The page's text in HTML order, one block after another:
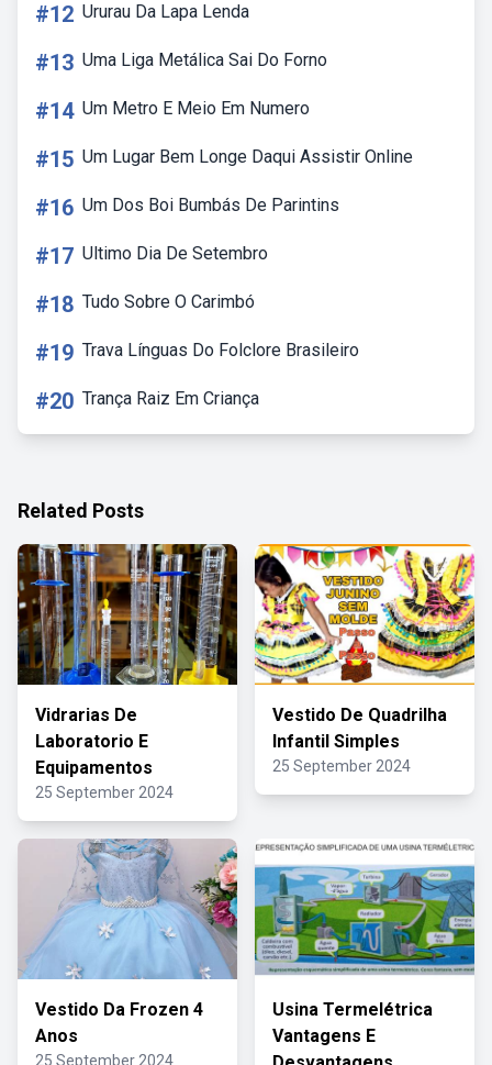
#12 Ururau Da Lapa Lenda
#13 Uma Liga Metálica Sai Do Forno
#14 Um Metro E Meio Em Numero
#15 Um Lugar Bem Longe Daqui Assistir Online
#16 Um Dos Boi Bumbás De Parintins
#17 Ultimo Dia De Setembro
#18 Tudo Sobre O Carimbó
#19 Trava Línguas Do Folclore Brasileiro
#20 Trança Raiz Em Criança
Related Posts
Vidrarias De
Laboratorio E
Equipamentos
25 September 2024
Vestido De Quadrilha
Infantil Simples
25 September 2024
Vestido Da Frozen 4
Anos
25 September 2024
Usina Termelétrica
Vantagens E